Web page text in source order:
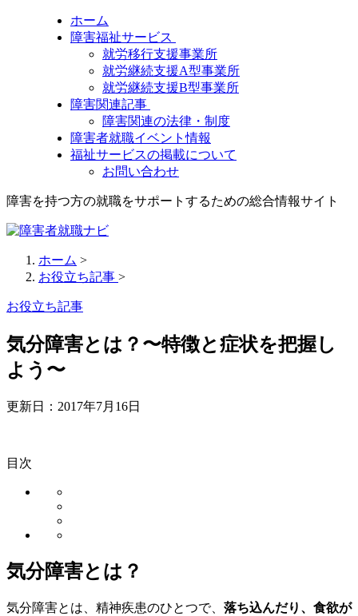
ホーム
障害福祉サービス
就労移行支援事業所
就労継続支援A型事業所
就労継続支援B型事業所
障害関連記事
障害関連の法律・制度
障害者就職イベント情報
福祉サービスの掲載について
お問い合わせ
障害を持つ方の就職をサポートするための総合情報サイト
ホーム >
お役立ち記事 >
お役立ち記事
気分障害とは？〜特徴と症状を把握し
よう〜
更新日： 2017年7月16日
目次
気分障害とは？
気分障害とは、精神疾患のひとつで、 落ち込んだり、食欲が